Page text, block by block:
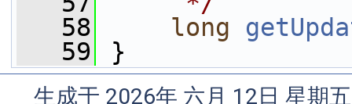
   58
long
   59
}
生成于 2026年 六月 12日 星期